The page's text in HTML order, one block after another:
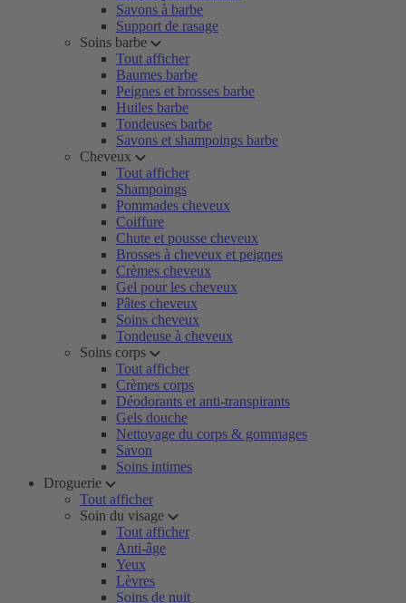
Savons à barbe
Support de rasage
Soins barbe
Tout afficher
Baumes barbe
Peignes et brosses barbe
Huiles barbe
Tondeuses barbe
Savons et shampoings barbe
Cheveux
Tout afficher
Shampoings
Pommades cheveux
Coiffure
Chute et pousse cheveux
Brosses à cheveux et peignes
Crèmes cheveux
Gel pour les cheveux
Pâtes cheveux
Soins cheveux
Tondeuse à cheveux
Soins corps
Tout afficher
Crèmes corps
Déodorants et anti-transpirants
Gels douche
Nettoyage du corps & gommages
Savon
Soins intimes
Droguerie
Tout afficher
Soin du visage
Tout afficher
Anti-âge
Yeux
Lèvres
Soins de nuit